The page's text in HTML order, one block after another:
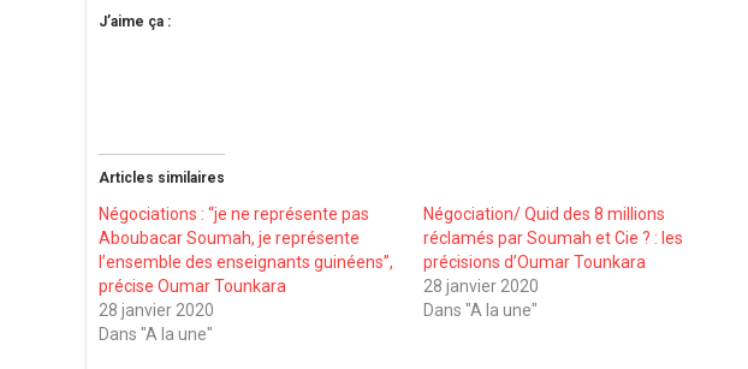
J’aime ça :
Articles similaires
Négociations : ‘‘je ne représente pas
Aboubacar Soumah, je représente
l’ensemble des enseignants guinéens’’,
précise Oumar Tounkara
28 janvier 2020
Dans "A la une"
Négociation/ Quid des 8 millions
réclamés par Soumah et Cie ? : les
précisions d’Oumar Tounkara
28 janvier 2020
Dans "A la une"